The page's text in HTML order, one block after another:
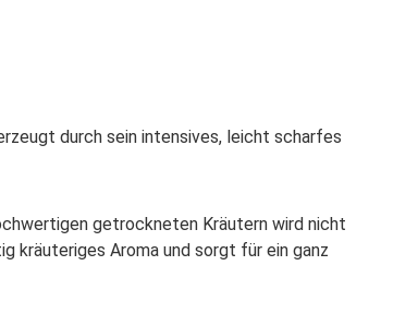
durch sein intensives, leicht scharfes
getrockneten Kräutern wird nicht
kräuteriges Aroma und sorgt für ein ganz